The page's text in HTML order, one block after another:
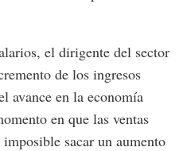
el dirigente del sector
de los ingresos
avance en la economía
en que las ventas
sacar un aumento